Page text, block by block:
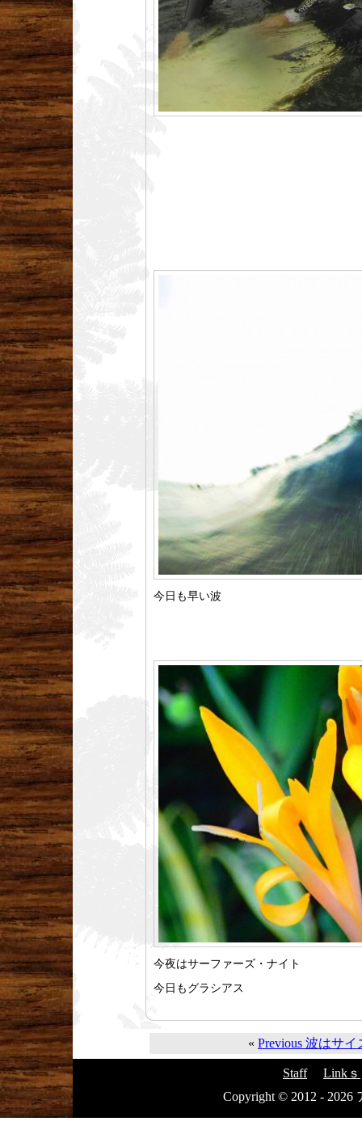
今日も早い波
今夜はサーファーズ・ナイト
今日もグラシアス
« Previous 波はサ
Staff
Linkｓ
Copyright © 2012 - 2026